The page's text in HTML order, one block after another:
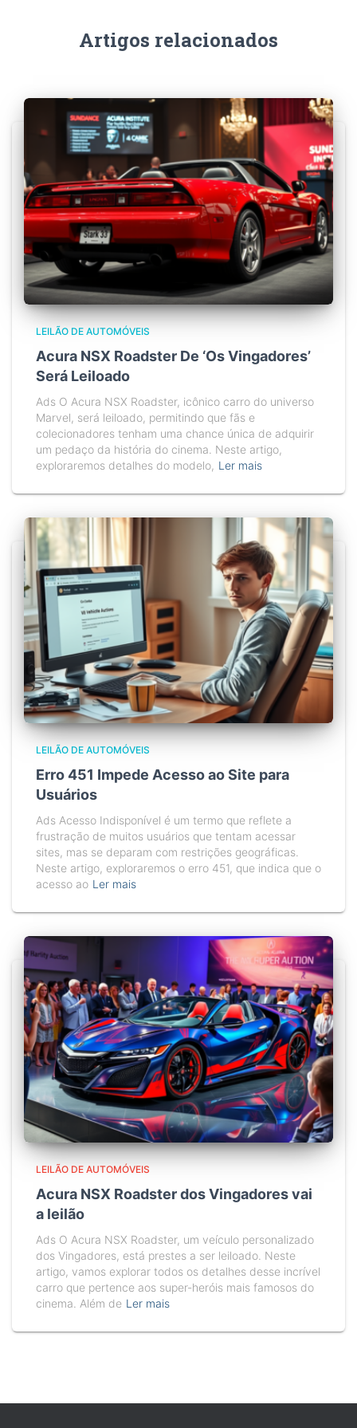
Artigos relacionados
LEILÃO DE AUTOMÓVEIS
Acura NSX Roadster De ‘Os Vingadores’
Será Leiloado
Ads O Acura NSX Roadster, icônico carro do universo
Marvel, será leiloado, permitindo que fãs e
colecionadores tenham uma chance única de adquirir
um pedaço da história do cinema. Neste artigo,
exploraremos detalhes do modelo, Ler mais
LEILÃO DE AUTOMÓVEIS
Erro 451 Impede Acesso ao Site para
Usuários
Ads Acesso Indisponível é um termo que reflete a
frustração de muitos usuários que tentam acessar
sites, mas se deparam com restrições geográficas.
Neste artigo, exploraremos o erro 451, que indica que o
acesso ao Ler mais
LEILÃO DE AUTOMÓVEIS
Acura NSX Roadster dos Vingadores vai
a leilão
Ads O Acura NSX Roadster, um veículo personalizado
dos Vingadores, está prestes a ser leiloado. Neste
artigo, vamos explorar todos os detalhes desse incrível
carro que pertence aos super-heróis mais famosos do
cinema. Além de Ler mais